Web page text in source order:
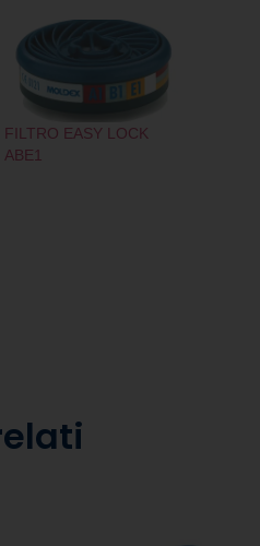
FILTRO EASY LOCK
ABE1